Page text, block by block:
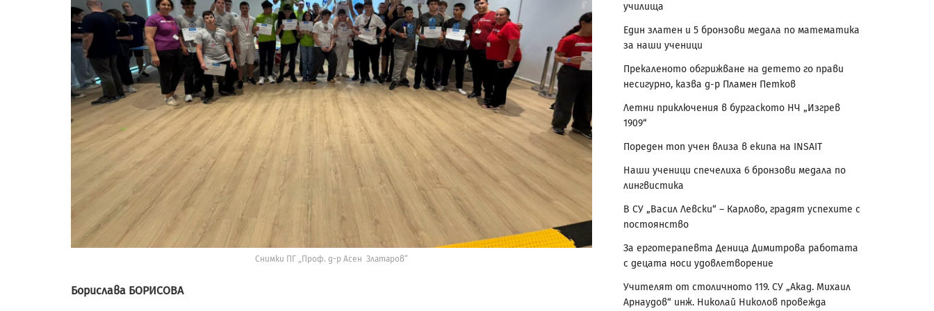
Снимки ПГ „Проф. д-р Асен Златаров“
Борислава БОРИСОВА
училища
Един златен и 5 бронзови медала по математика
за наши ученици
Прекаленото обгрижване на детето го прави
несигурно, казва д-р Пламен Петков
Летни приключения в бургаското НЧ „Изгрев
1909“
Пореден топ учен влиза в екипа на INSAIT
Наши ученици спечелиха 6 бронзови медала по
лингвистика
В СУ „Васил Левски“ – Карлово, градят успехите с
постоянство
За ерготерапевта Деница Димитрова работата
с децата носи удовлетворение
Учителят от столичното 119. СУ „Акад. Михаил
Арнаудов“ инж. Николай Николов провежда